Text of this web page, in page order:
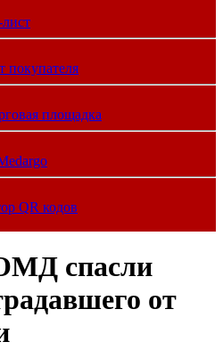
покупателя
площадка
QR кодов
спасли
от